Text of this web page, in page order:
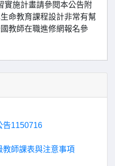
實施計畫請參閱本公告附
命教育課程設計非常有幫
教師在職進修網報名參
告1150716
師課表與注意事項